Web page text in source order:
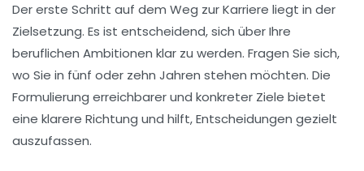
Der erste Schritt auf dem Weg zur Karriere liegt in der
Zielsetzung. Es ist entscheidend, sich über Ihre
beruflichen Ambitionen klar zu werden. Fragen Sie sich,
wo Sie in fünf oder zehn Jahren stehen möchten. Die
Formulierung erreichbarer und konkreter Ziele bietet
eine klarere Richtung und hilft, Entscheidungen gezielt
auszufassen.